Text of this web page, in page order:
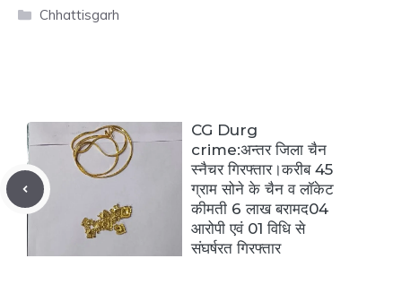
Categories
Chhattisgarh
CG Durg
crime:अन्तर जिला चैन
स्नैचर गिरफ्तार।करीब 45
ग्राम सोने के चैन व लॉकेट
कीमती 6 लाख बरामद04
आरोपी एवं 01 विधि से
संघर्षरत गिरफ्तार